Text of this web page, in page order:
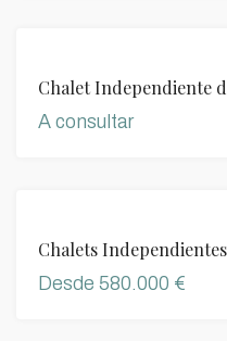
A consultar
Desde 580.000 €